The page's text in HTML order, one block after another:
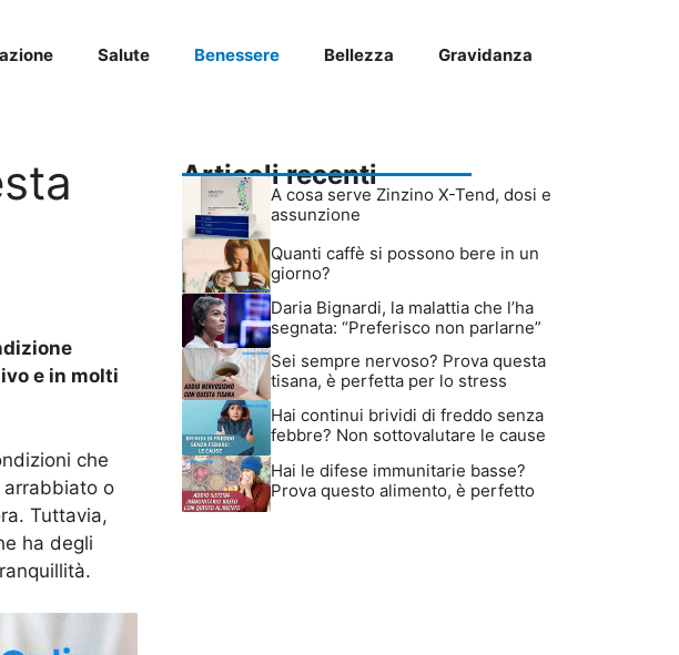
Salute Benessere Bellezza Gravidanza
e in molti
che
arrabbiato o
Tuttavia,
ha degli
Articoli recenti
A cosa serve Zinzino X-Tend, dosi e
assunzione
Quanti caffè si possono bere in un
giorno?
Daria Bignardi, la malattia che l’ha
segnata: “Preferisco non parlarne”
Sei sempre nervoso? Prova questa
tisana, è perfetta per lo stress
Hai continui brividi di freddo senza
febbre? Non sottovalutare le cause
Hai le difese immunitarie basse?
Prova questo alimento, è perfetto